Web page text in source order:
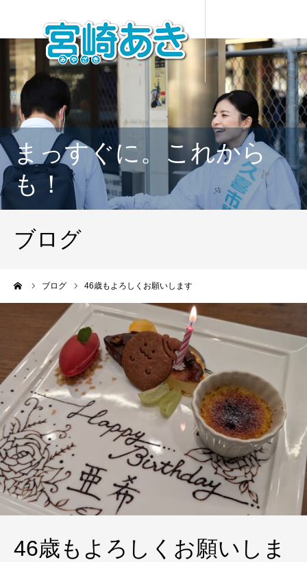
まっすぐに。これから
も！
ブログ
ブログ 46歳もよろしくお願いします
46歳もよろしくお願いしま